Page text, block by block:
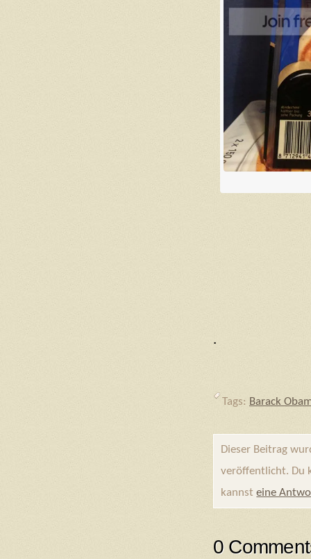
.
Tags: Barack
Dieser Beitrag
veröffentlicht. Du
kannsteine
0